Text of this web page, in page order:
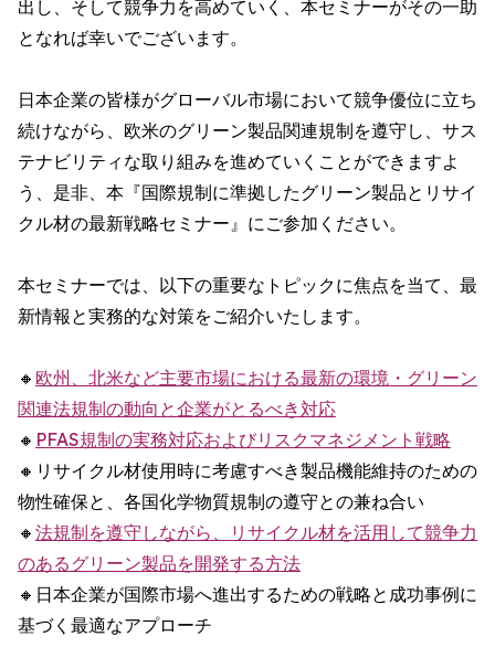
出し、そして競争力を高めていく、本セミナーがその一助
となれば幸いでございます。
日本企業の皆様がグローバル市場において競争優位に立ち
続けながら、欧米のグリーン製品関連規制を遵守し、サス
テナビリティな取り組みを進めていくことができますよ
う、是非、本『国際規制に準拠したグリーン製品とリサイ
クル材の最新戦略セミナー』にご参加ください。
本セミナーでは、以下の重要なトピックに焦点を当て、最
新情報と実務的な対策をご紹介いたします。
🔸 欧州、北米など主要市場における最新の環境・グリーン
関連法規制の動向と企業がとるべき対応
🔸 PFAS規制の実務対応およびリスクマネジメント戦略
🔸リサイクル材使用時に考慮すべき製品機能維持のための
物性確保と、各国化学物質規制の遵守との兼ね合い
🔸 法規制を遵守しながら、リサイクル材を活用して競争力
のあるグリーン製品を開発する方法
🔸日本企業が国際市場へ進出するための戦略と成功事例に
基づく最適なアプローチ